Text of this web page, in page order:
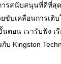
สนับสนุนที่ดีที่สุด
ขับเคลื่อนการเ
อน เรารับฟัง เ
บ Kingston